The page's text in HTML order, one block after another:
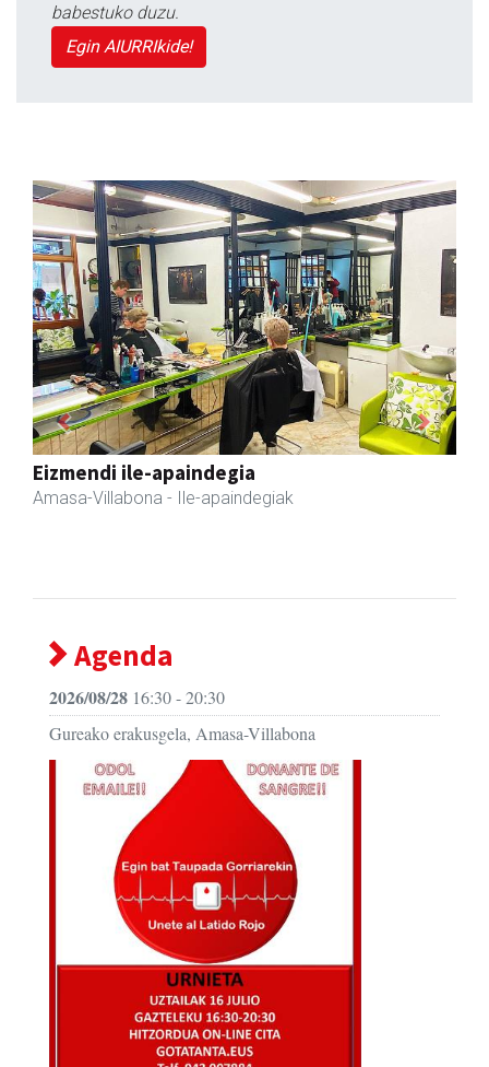
babestuko duzu.
Egin AIURRIkide!
Arindu fisioterapia eta osteopatia
Amasa-Villabona - Fisioterapia
Previous Next
Agenda
2026/08/28 16:30 - 20:30
Gureako erakusgela, Amasa-Villabona